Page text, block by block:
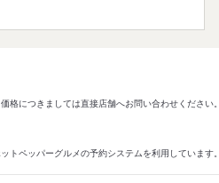
につきましては直接店舗へお問い合わせください。
トペッパーグルメの予約システムを利用しています。